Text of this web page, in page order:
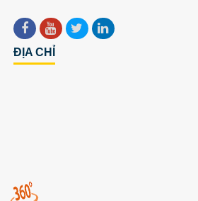
ĐỊA CHỈ